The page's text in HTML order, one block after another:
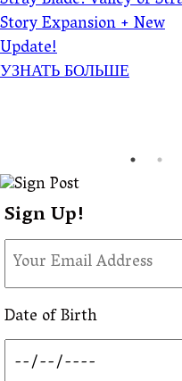
Story Expansion + New
Update!
УЗНАТЬ БОЛЬШЕ
Sign Up!
Date of Birth